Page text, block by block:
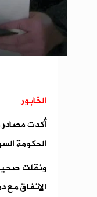
الخابور
أكدت
الحكومة
ونقلت
الاتفاق مع